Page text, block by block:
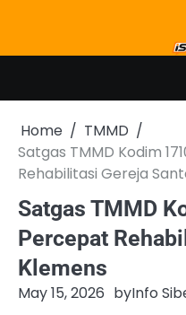
content
Home
TMMD
Satgas TMMD Kodim
Rehabilitasi Gereja
Satgas TMMD
Percepat
Klemens
May 15, 2026 byInfo